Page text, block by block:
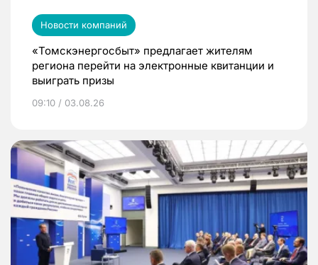
Новости компаний
«Томскэнергосбыт» предлагает жителям
региона перейти на электронные квитанции и
выиграть призы
09:10 / 03.08.26